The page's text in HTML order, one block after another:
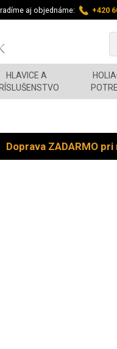
aj objednáme: +420
HLAVICE A
Doprava ZADARMO